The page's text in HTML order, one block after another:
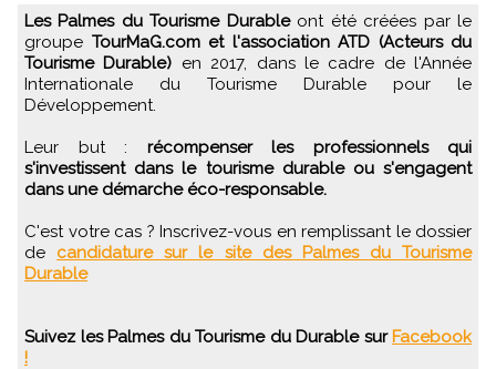
Les Palmes du Tourisme Durableont été créées par le
groupe TourMaG.com et l'association ATD (Acteurs du
Tourisme Durable) en 2017, dans le cadre de l'Année
Internationale du Tourisme Durable pour le
Développement.
Leur but : récompenser les professionnels qui
s'investissent dans le tourisme durable ou s'engagent
dans une démarche éco-responsable.
C'est votre cas ? Inscrivez-vous en remplissant le dossier
de candidature sur le site des Palmes du Tourisme
Durable
Suivez les Palmes du Tourisme du Durable sur Facebook
!